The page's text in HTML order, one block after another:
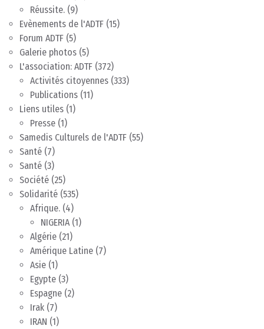
Réussite. (9)
Evènements de l'ADTF (15)
Forum ADTF (5)
Galerie photos (5)
L'association: ADTF (372)
Activités citoyennes (333)
Publications (11)
Liens utiles (1)
Presse (1)
Samedis Culturels de l'ADTF (55)
Santé (7)
Santé (3)
Société (25)
Solidarité (535)
Afrique. (4)
NIGERIA(1)
Algérie (21)
Amérique Latine (7)
Asie (1)
Egypte (3)
Espagne (2)
Irak (7)
IRAN (1)